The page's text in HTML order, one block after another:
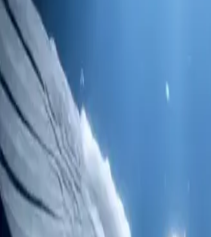
Español
Inicio Recurso de Delphin
Generador
Fotos Sin Salirte de la Marca
Recurso de Delphin
Generador de Imagen
Fotos Sin Salirte de la
Un generador de imagen a video que
bloqueada mientras añade movimiento.
V3 y Seedance dentro de Delphin.